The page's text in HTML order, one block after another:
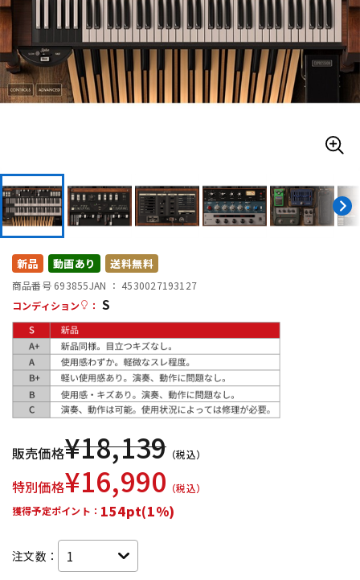
管楽器 その他楽器
アンプ エフェクター
DTM オンライン納品 レコーディング機器
配信/ライブ機器
中古 ヴィンテージ
新品 動画あり 送料無料
商品番号 693855JAN ： 4530027193127
コンディション
： S
販売価格¥18,139 （税込）
特別価格¥16,990 （税込）
獲得予定ポイント： 154pt(1%)
注文数：